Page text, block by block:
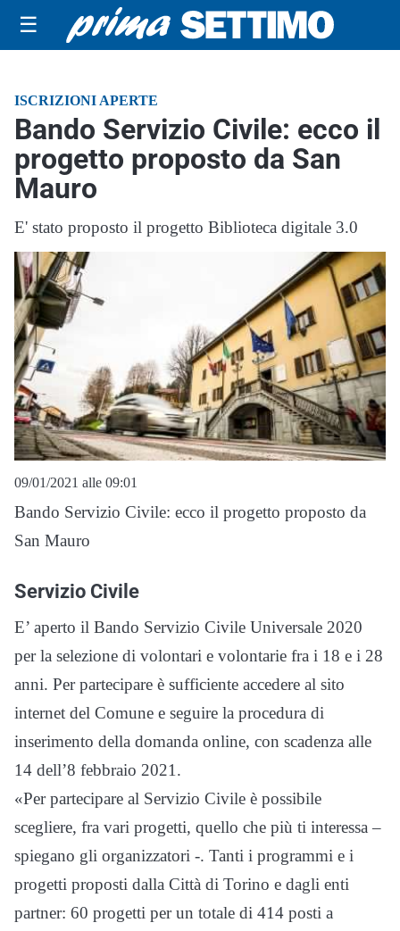
☰
ISCRIZIONI APERTE
Bando Servizio Civile: ecco il
progetto proposto da San
Mauro
E' stato proposto il progetto Biblioteca digitale 3.0
09/01/2021 alle 09:01
Bando Servizio Civile: ecco il progetto proposto da
San Mauro
Servizio Civile
E’ aperto il Bando Servizio Civile Universale 2020
per la selezione di volontari e volontarie fra i 18 e i 28
anni. Per partecipare è sufficiente accedere al sito
internet del Comune e seguire la procedura di
inserimento della domanda online, con scadenza alle
14 dell’8 febbraio 2021.
«Per partecipare al Servizio Civile è possibile
scegliere, fra vari progetti, quello che più ti interessa –
spiegano gli organizzatori -. Tanti i programmi e i
progetti proposti dalla Città di Torino e dagli enti
partner: 60 progetti per un totale di 414 posti a